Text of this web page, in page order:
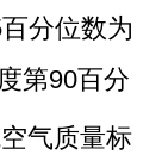
分位数为
第90百分
气质量标